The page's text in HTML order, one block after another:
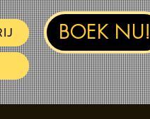
BOEK NU!